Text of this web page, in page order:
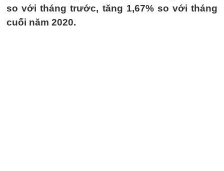
so với tháng trước, tăng 1,67% so với tháng
cuối năm 2020.